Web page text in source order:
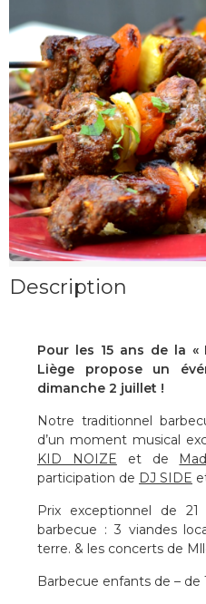
Description
Pour les 15 ans de la
Liège propose un
dimanche 2 juillet !
Notre traditionnel
d’un moment musical
KID NOIZE et de
participation de DJ SIDE
Prix exceptionnel de
barbecue : 3 viandes
terre. & les concerts de
Barbecue enfants de – de